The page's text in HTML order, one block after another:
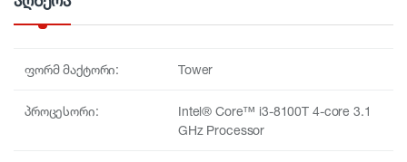
ფორმ მაქტორი: Tower
პროცესორი:
Intel® Core™ i3-8100T 4-core 3.1
GHz Processor